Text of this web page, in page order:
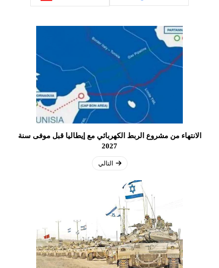
الانتهاء من مشروع الربط الكهربائي مع إيطاليا قبل موفى سنة
2027
التالي